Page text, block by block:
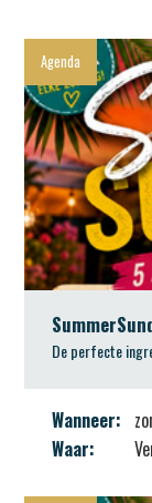
Wanneer:
Waar: